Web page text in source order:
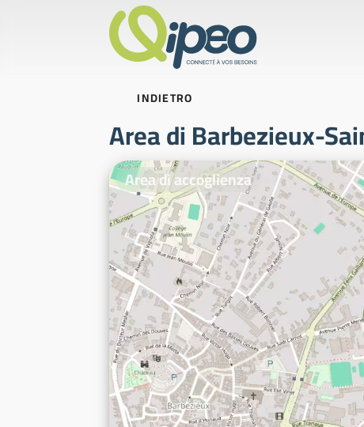
INDIETRO
Area di Barbezieux-
Foto illustrative
Area di accoglienza